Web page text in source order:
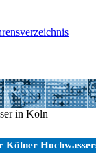
in Köln
Kölner